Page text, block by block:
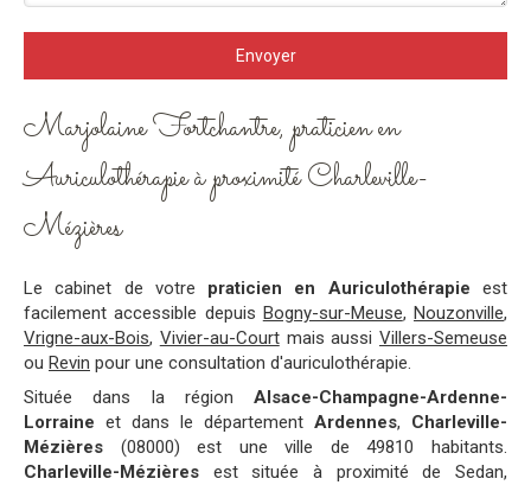
Envoyer
Marjolaine Fortchantre, praticien en
Auriculothérapie à proximité Charleville-
Mézières
Le cabinet de votre praticien en Auriculothérapie est
facilement accessible depuis Bogny-sur-Meuse, Nouzonville,
Vrigne-aux-Bois, Vivier-au-Courtmais aussi Villers-Semeuse
ou Revin pour une consultation d'auriculothérapie.
Située dans la région Alsace-Champagne-Ardenne-
Lorraine et dans le département Ardennes, Charleville-
Mézières (08000) est une ville de 49810 habitants.
Charleville-Mézières est située à proximité de Sedan,